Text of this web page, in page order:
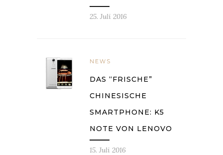
25. Juli 2016
NEWS
DAS “FRISCHE”
CHINESISCHE
SMARTPHONE: K5
NOTE VON LENOVO
15. Juli 2016